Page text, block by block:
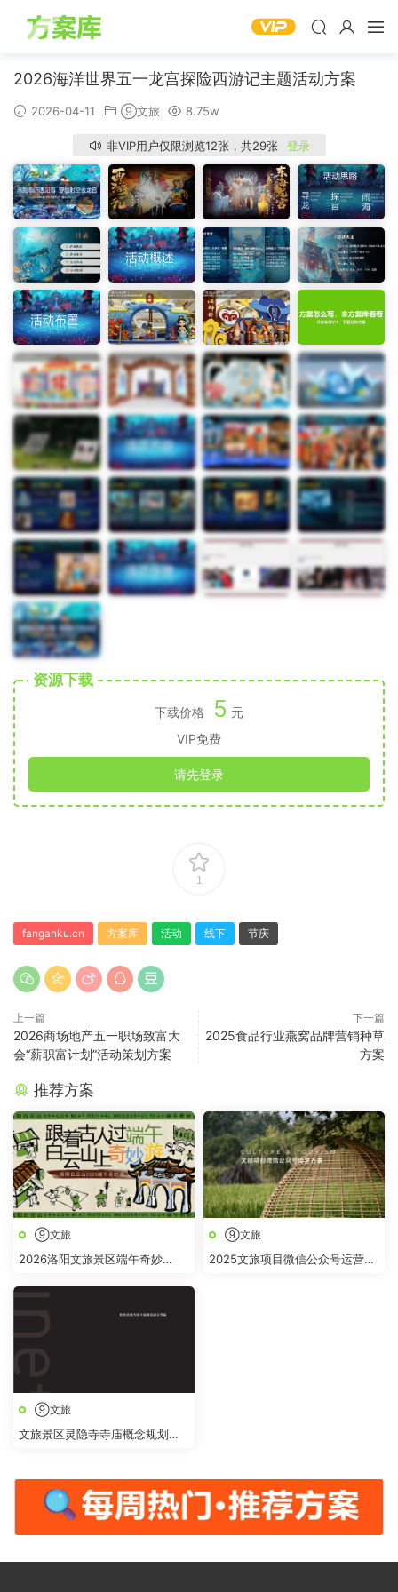
2026海洋世界五一龙宫探险西游记主题活动方案
2026-04-11 ⑨文旅 8.75w
非VIP用户仅限浏览12张，共29张 登录
资源下载
下载价格 5 元
VIP免费
请先登录
1
fanganku.cn 方案库 活动 线下 节庆
上一篇
2026商场地产五一职场致富大
会“薪职富计划”活动策划方案
下一篇
2025食品行业燕窝品牌营销种草
方案
推荐方案
⑨文旅
2026洛阳文旅景区端午奇妙
⑨文旅
2025文旅项目微信公众号运营方
⑨文旅
文旅景区灵隐寺寺庙概念规划提